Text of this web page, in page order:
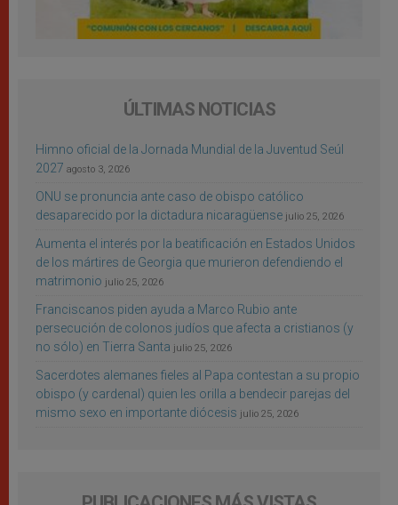
ÚLTIMAS NOTICIAS
Himno oficial de la Jornada Mundial de la Juventud Seúl
2027 agosto 3, 2026
ONU se pronuncia ante caso de obispo católico
desaparecido por la dictadura nicaragüense julio 25, 2026
Aumenta el interés por la beatificación en Estados Unidos
de los mártires de Georgia que murieron defendiendo el
matrimonio julio 25, 2026
Franciscanos piden ayuda a Marco Rubio ante
persecución de colonos judíos que afecta a cristianos (y
no sólo) en Tierra Santa julio 25, 2026
Sacerdotes alemanes fieles al Papa contestan a su propio
obispo (y cardenal) quien les orilla a bendecir parejas del
mismo sexo en importante diócesis julio 25, 2026